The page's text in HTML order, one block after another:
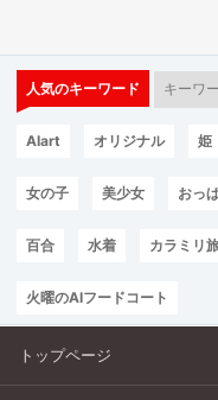
人気のキーワード キーワ
AIart オリジナル 姫
女の子 美少女 おっ
百合 水着 カラミリ
火曜のAIフードコート
トップページ